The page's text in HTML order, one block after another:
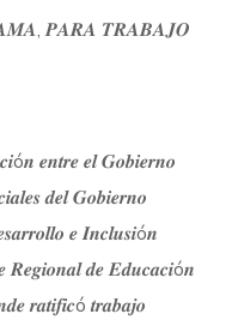
𝑷𝑨𝑹𝑨 𝑻𝑹𝑨𝑩𝑨𝑱𝑶
𝒆𝒏𝒕𝒓𝒆 𝒆𝒍 𝑮𝒐𝒃𝒊𝒆𝒓𝒏𝒐
𝒅𝒆𝒍 𝑮𝒐𝒃𝒊𝒆𝒓𝒏𝒐
𝒆 𝑰𝒏𝒄𝒍𝒖𝒔𝒊ó𝒏
𝑹𝒆𝒈𝒊𝒐𝒏𝒂𝒍 𝒅𝒆 𝑬𝒅𝒖𝒄𝒂𝒄𝒊ó𝒏
𝒓𝒂𝒕𝒊𝒇𝒊𝒄ó 𝒕𝒓𝒂𝒃𝒂𝒋𝒐